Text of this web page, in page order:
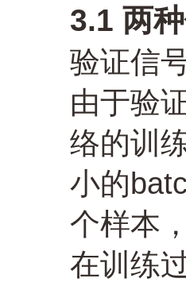
3.1 两
验证信
由于验
络的训
小的
个样本
在训练